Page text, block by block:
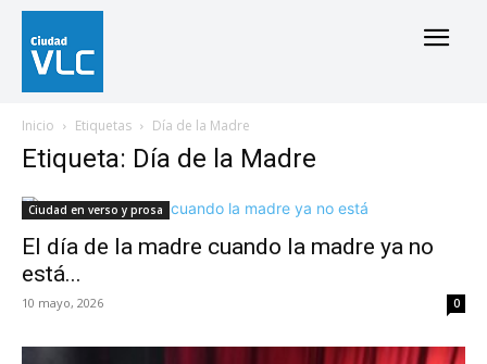
Inicio Etiquetas Día de la Madre
Etiqueta: Día de la Madre
Ciudad en verso y prosa
El día de la madre cuando la madre ya no
está...
10 mayo, 2026 0